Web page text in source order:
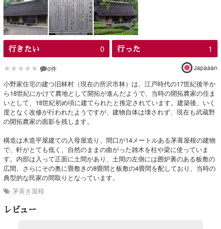
行きたい 0 行った
1
★★★★★
0件 Japaaan
小野家住宅の建つ旧林村（現在の所沢市林）は、江戸時代の17世紀後半か
ら18世紀にかけて農地として開拓が進んだようで、当時の開拓農家の住ま
いとして、18世紀初め頃に建てられたと推定されています。建築後、いく
度となく改修が行われたようですが、建物自体は壊されず、現在も武蔵野
の開拓農家の面影を残します。
構造は木造平屋建ての入母屋造り、間口が14メートルある茅葺屋根の建物
で、軒がとても低く、自然のままの曲がった雑木を柱や梁に使っていま
す。内部は入って正面に土間があり、土間の左側には囲炉裏のある板敷の
広間、さらにその奥に畳敷きの8畳間と板敷の4畳間を配しており、当時の
典型的な民家の間取りとなっています。
茅葺き屋根
レビュー